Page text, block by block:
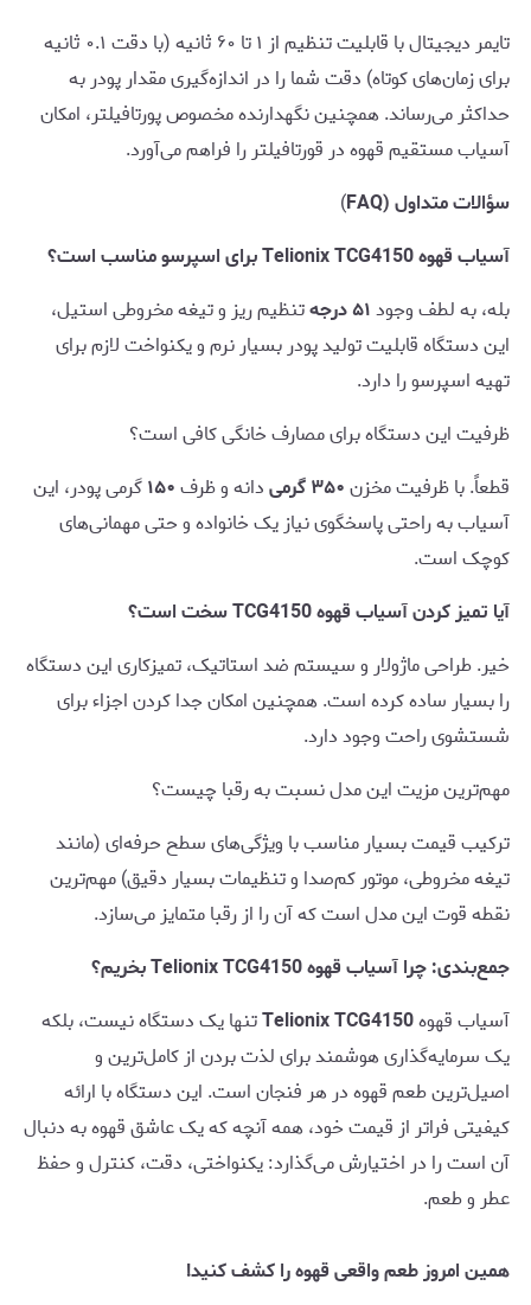
تایمر دیجیتال با قابلیت تنظیم از ۱ تا ۶۰ ثانیه (با دقت ۰.۱ ثانیه
برای زمان‌های کوتاه) دقت شما را در اندازه‌گیری مقدار پودر به
حداکثر می‌رساند. همچنین نگهدارنده مخصوص پورتافیلتر، امکان
آسیاب مستقیم قهوه در قورتافیلتر را فراهم می‌آورد.
سؤالات متداول (FAQ
)
آسیاب قهوه Telionix TCG4150 برای اسپرسو مناسب است؟
بله، به لطف وجود۵۱ درجه
تنظیم ریز و تیغه مخروطی استیل،
این دستگاه قابلیت تولید پودر بسیار نرم و یکنواخت لازم برای
تهیه اسپرسو را دارد.
ظرفیت این دستگاه برای مصارف خانگی کافی است؟
قطعاً. با ظرفیت مخزن۳۵۰ گرمی دانه و ظرف۱۵۰گرمی پودر، این
آسیاب به راحتی پاسخگوی نیاز یک خانواده و حتی مهمانی‌های
کوچک است.
آیا تمیز کردن آسیاب قهوه TCG4150 سخت است؟
خیر. طراحی ماژولار و سیستم ضد استاتیک، تمیزکاری این دستگاه
را بسیار ساده کرده است. همچنین امکان جدا کردن اجزاء برای
شستشوی راحت وجود دارد.
مهم‌ترین مزیت این مدل نسبت به رقبا چیست؟
ترکیب قیمت بسیار مناسب با ویژگی‌های سطح حرفه‌ای (مانند
تیغه مخروطی، موتور کم‌صدا و تنظیمات بسیار دقیق) مهم‌ترین
نقطه قوت این مدل است که آن را از رقبا متمایز می‌سازد.
جمع‌بندی: چرا آسیاب قهوه Telionix TCG4150 بخریم؟
آسیاب قهوهTelionix TCG4150تنها یک دستگاه نیست، بلکه
یک سرمایه‌گذاری هوشمند برای لذت بردن از کامل‌ترین و
اصیل‌ترین طعم قهوه در هر فنجان است. این دستگاه با ارائه
کیفیتی فراتر از قیمت خود، همه آنچه که یک عاشق قهوه به دنبال
آن است را در اختیارش می‌گذارد: یکنواختی، دقت، کنترل و حفظ
عطر و طعم.
همین امروز طعم واقعی قهوه را کشف کنید!